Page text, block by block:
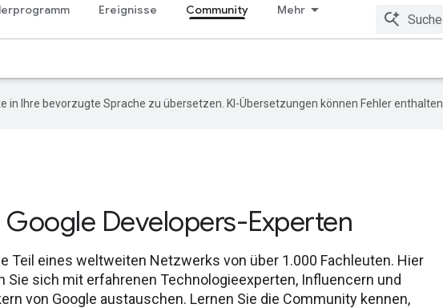
Ereignisse Community Mehr
in Ihre bevorzugte Sprache zu übersetzen. KI-Übersetzungen können Fehler enthalten.
Google Developers-Experten
Teil eines weltweiten Netzwerks von über 1.000 Fachleuten. Hier
Sie sich mit erfahrenen Technologieexperten, Influencern und
von Google austauschen. Lernen Sie die Community kennen,